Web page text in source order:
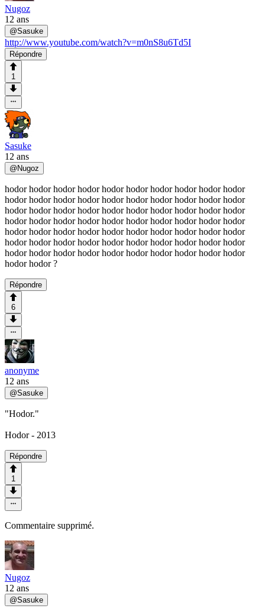
Nugoz
12 ans
@Sasuke
http://www.youtube.com/watch?v=m0nS8u6Td5I
Répondre
1
Sasuke
12 ans
@ Nugoz
hodor hodor hodor hodor hodor hodor hodor hodor hodor hodor
hodor hodor hodor hodor hodor hodor hodor hodor hodor hodor
hodor hodor hodor hodor hodor hodor hodor hodor hodor hodor
hodor hodor hodor hodor hodor hodor hodor hodor hodor hodor
hodor hodor hodor hodor hodor hodor hodor hodor hodor hodor
hodor hodor hodor hodor hodor hodor hodor hodor hodor hodor
hodor hodor hodor hodor hodor hodor hodor hodor hodor hodor
hodor hodor ?
Répondre
6
anonyme
12 ans
@Sasuke
"Hodor."
Hodor - 2013
Répondre
1
Commentaire supprimé.
Nugoz
12 ans
@Sasuke